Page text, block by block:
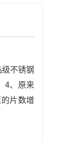
不锈钢
4、原来
片数增